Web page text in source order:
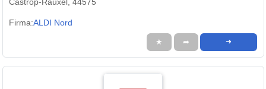
Firma:ALDI Nord
★ ➦ ➜